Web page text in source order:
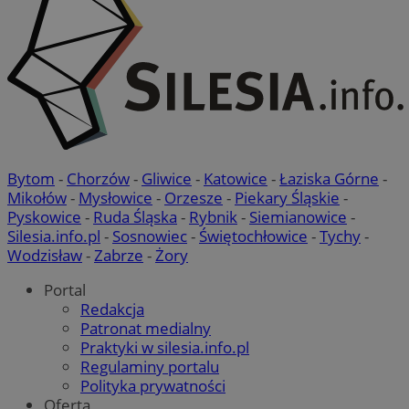
Bytom - Chorzów- Gliwice - Katowice -Łaziska Górne -
Mikołów- Mysłowice - Orzesze - Piekary Śląskie -
Pyskowice - Ruda Śląska - Rybnik- Siemianowice -
Silesia.info.pl - Sosnowiec- Świętochłowice -Tychy-
Wodzisław-Zabrze -Żory
Portal
Redakcja
Patronat medialny
Praktyki w silesia.info.pl
Regulaminy portalu
Polityka prywatności
VISITOR_PRIVACY_METADATA